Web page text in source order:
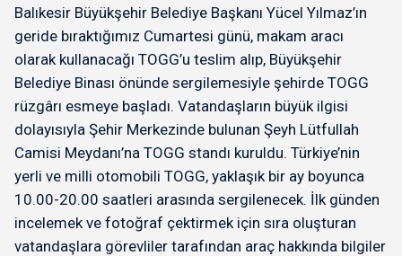
Balıkesir Büyükşehir Belediye Başkanı Yücel Yılmaz’ın
geride bıraktığımız Cumartesi günü, makam aracı
olarak kullanacağı TOGG’u teslim alıp, Büyükşehir
Belediye Binası önünde sergilemesiyle şehirde TOGG
rüzgârı esmeye başladı. Vatandaşların büyük ilgisi
dolayısıyla Şehir Merkezinde bulunan Şeyh Lütfullah
Camisi Meydanı’na TOGG standı kuruldu. Türkiye’nin
yerli ve milli otomobili TOGG, yaklaşık bir ay boyunca
10.00-20.00 saatleri arasında sergilenecek. İlk günden
incelemek ve fotoğraf çektirmek için sıra oluşturan
vatandaşlara görevliler tarafından araç hakkında bilgiler